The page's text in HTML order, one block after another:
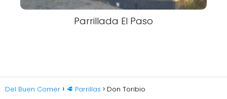
Parrillada El Paso
Del Buen Comer 🥩 Parrillas Don Toribio